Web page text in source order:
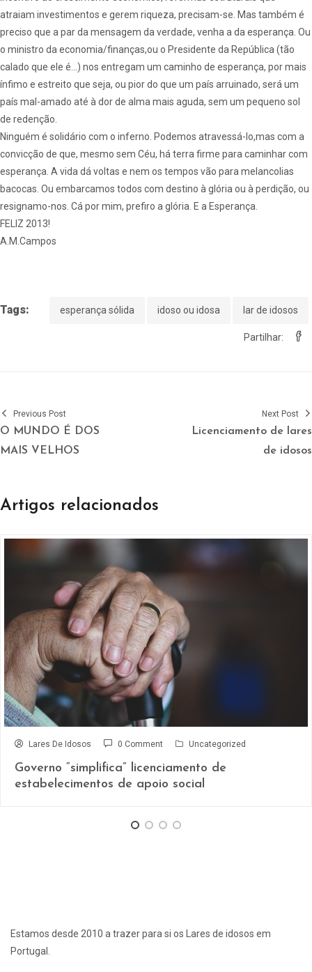
atraiam investimentos e gerem riqueza, precisam-se. Mas também é
preciso que a par da mensagem da verdade, venha a da esperança. Ou
o ministro da economia/finanças,ou o Presidente da República (tão
calado que ele é…) nos entregam um caminho de esperança, por mais
ínfimo e estreito que seja, ou pior do que um país arruinado, será um
país mal-amado até à dor de alma mais aguda, sem um pequeno sol
de redenção.
Ninguém é solidário com o inferno. Podemos atravessá-lo,mas com a
convicção de que, mesmo sem Céu, há terra firme para caminhar com
esperança. A vida dá voltas e nem os tempos vão para melancolias
bacocas. Ou embarcamos todos com destino à glória ou à perdição, ou
resignamo-nos. Cá por mim, prefiro a glória. E a Esperança.
FELIZ 2013!
A.M.Campos
Tags: esperança sólida idoso ou idosa lar de idosos
Partilhar:
Previous Post
O MUNDO É DOS
MAIS VELHOS
Next Post
Licenciamento de lares
de idosos
Artigos relacionados
Lares De Idosos 0 Comment Uncategorized
Governo “simplifica” licenciamento de
estabelecimentos de apoio social
Estamos desde 2010 a trazer para si os Lares de idosos em
Portugal.